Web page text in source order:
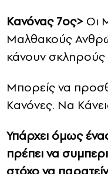
Κανόνας 7ος> Οι
Μαλθακούς
κάνουν σκληρούς
Μπορείς να
Κανόνες. Να
Υπάρχει όμως
πρέπει να